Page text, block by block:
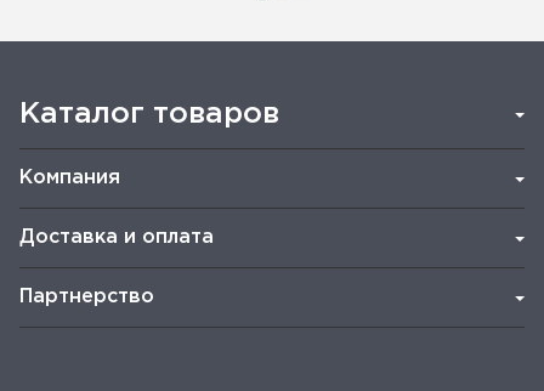
Каталог товаров
Компания
Доставка и оплата
Партнерство